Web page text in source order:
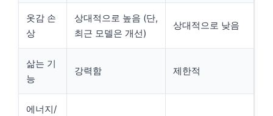
옷감 손
상
상대적으로 높음 (단,
최근 모델은 개선)
상대적으로 낮음
삶는 기
능
강력함 제한적
에너지/